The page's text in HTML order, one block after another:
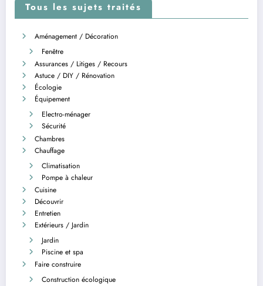
Tous les sujets traités
Aménagement / Décoration
Fenêtre
Assurances / Litiges / Recours
Astuce / DIY / Rénovation
Écologie
Équipement
Electro-ménager
Sécurité
Chambres
Chauffage
Climatisation
Pompe à chaleur
Cuisine
Découvrir
Entretien
Extérieurs / Jardin
Jardin
Piscine et spa
Faire construire
Construction écologique